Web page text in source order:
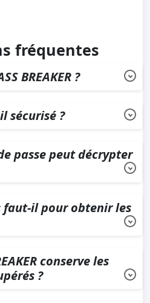
fréquentes
BREAKER ?
PASS BREAKER.
il sécurisé ?
sensibles.
passe peut décrypter
nécessaire.
faut-il pour obtenir les
conserve les
?